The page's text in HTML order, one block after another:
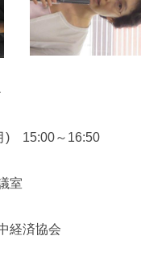
) 15:00～16:50
室
経済協会